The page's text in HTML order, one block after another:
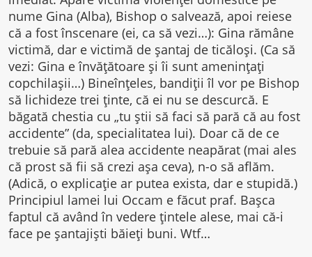
nume Gina (Alba), Bishop o salvează, apoi reiese
că a fost înscenare (ei, ca să vezi…): Gina rămâne
victimă, dar e victimă de șantaj de ticăloși. (Ca să
vezi: Gina e învățătoare și îi sunt amenințați
copchilașii…) Bineînțeles, bandiții îl vor pe Bishop
să lichideze trei ținte, că ei nu se descurcă. E
băgată chestia cu „tu știi să faci să pară că au fost
accidente” (da, specialitatea lui). Doar că de ce
trebuie să pară alea accidente neapărat (mai ales
că prost să fii să crezi așa ceva), n-o să aflăm.
(Adică, o explicație ar putea exista, dar e stupidă.)
Principiul lamei lui Occam e făcut praf. Bașca
faptul că având în vedere țintele alese, mai că-i
face pe șantajiști băieți buni. Wtf…